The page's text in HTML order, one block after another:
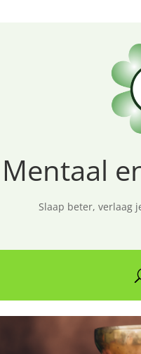
Mentaal
Slaap beter, verlaag